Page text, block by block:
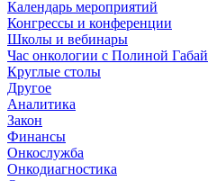
Календарь мероприятий
Конгрессы и конференции
Школы и вебинары
Час онкологии с Полиной Габай
Круглые столы
Другое
Аналитика
Закон
Финансы
Онкослужба
Онкодиагностика